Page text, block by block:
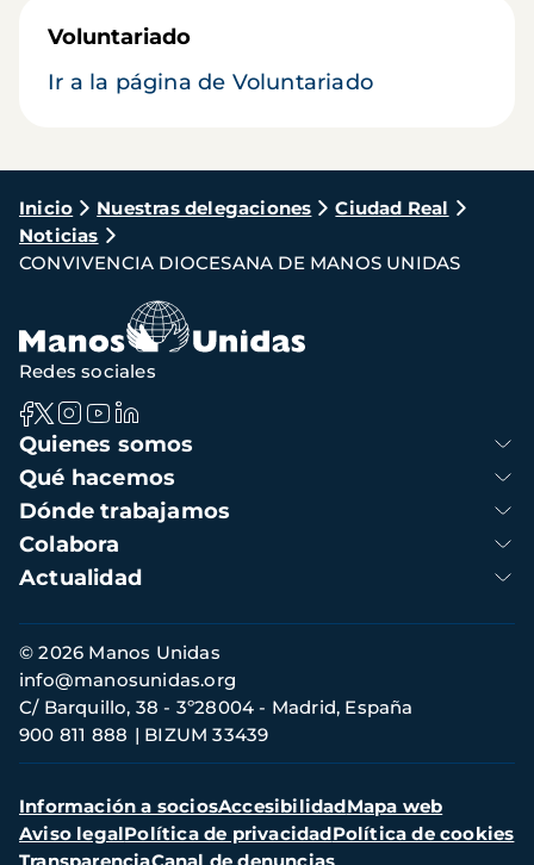
Voluntariado
Ir a la página de Voluntariado
Ruta
de
navegación
Inicio Nuestras delegaciones
Ciudad Real
Noticias
CONVIVENCIA DIOCESANA DE MANOS UNIDAS
Navegación
principal
Quienes somos
Qué hacemos
Dónde trabajamos
Colabora
Actualidad
Redes sociales
Información
de
contacto
© 2026 Manos Unidas
C/ Barquillo, 38 - 3º28004 - Madrid, España
900 811 888
BIZUM 33439
info@manosunidas.org
Menú
secundario
Información a sociosAccesibilidadMapa web
Aviso legalPolítica de privacidadPolítica de cookies